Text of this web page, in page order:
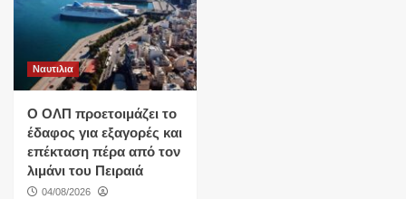
Ναυτιλια
O ΟΛΠ προετοιμάζει το
έδαφος για εξαγορές και
επέκταση πέρα από τον
λιμάνι του Πειραιά
04/08/2026